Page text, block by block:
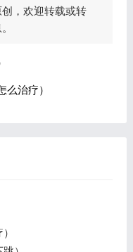
，欢迎转载或转
治疗）